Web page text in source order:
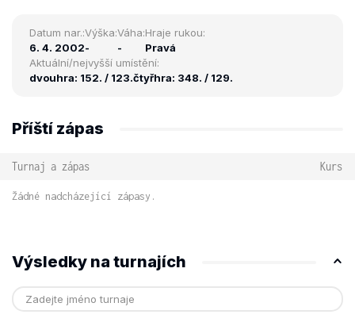
Datum nar.:
6. 4. 2002
Výška:
-
Váha:
-
Hraje rukou:
Pravá
Aktuální/nejvyšší umístění:
dvouhra: 152. / 123.čtyřhra: 348. / 129.
Příští zápas
Turnaj a zápas Kurs
Žádné nadcházející zápasy.
Výsledky na turnajích